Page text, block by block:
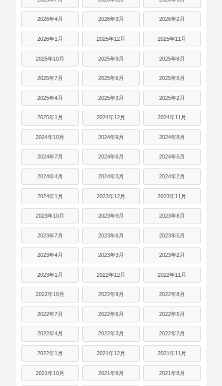
2026年4月 2026年3月 2026年2月
2026年1月 2025年12月 2025年11月
2025年10月 2025年9月 2025年8月
2025年7月 2025年6月 2025年5月
2025年4月 2025年3月 2025年2月
2025年1月 2024年12月 2024年11月
2024年10月 2024年9月 2024年8月
2024年7月 2024年6月 2024年5月
2024年4月 2024年3月 2024年2月
2024年1月 2023年12月 2023年11月
2023年10月 2023年9月 2023年8月
2023年7月 2023年6月 2023年5月
2023年4月 2023年3月 2023年2月
2023年1月 2022年12月 2022年11月
2022年10月 2022年9月 2022年8月
2022年7月 2022年6月 2022年5月
2022年4月 2022年3月 2022年2月
2022年1月 2021年12月 2021年11月
2021年10月 2021年9月 2021年8月